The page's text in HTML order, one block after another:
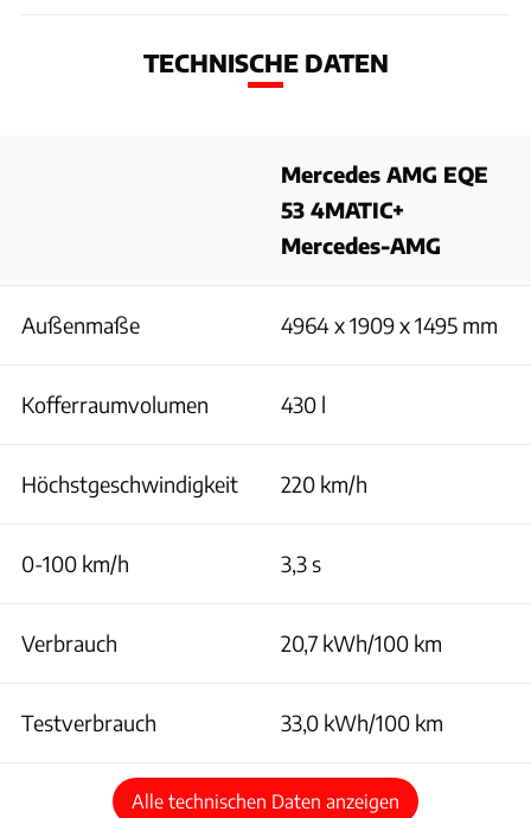
TECHNISCHE DATEN
Mercedes AMG EQE
53 4MATIC+
Mercedes-AMG
Außenmaße 4964 x 1909 x 1495 mm
Kofferraumvolumen 430 l
Höchstgeschwindigkeit 220 km/h
0-100 km/h 3,3 s
Verbrauch 20,7 kWh/100 km
Testverbrauch 33,0 kWh/100 km
Alle technischen Daten anzeigen